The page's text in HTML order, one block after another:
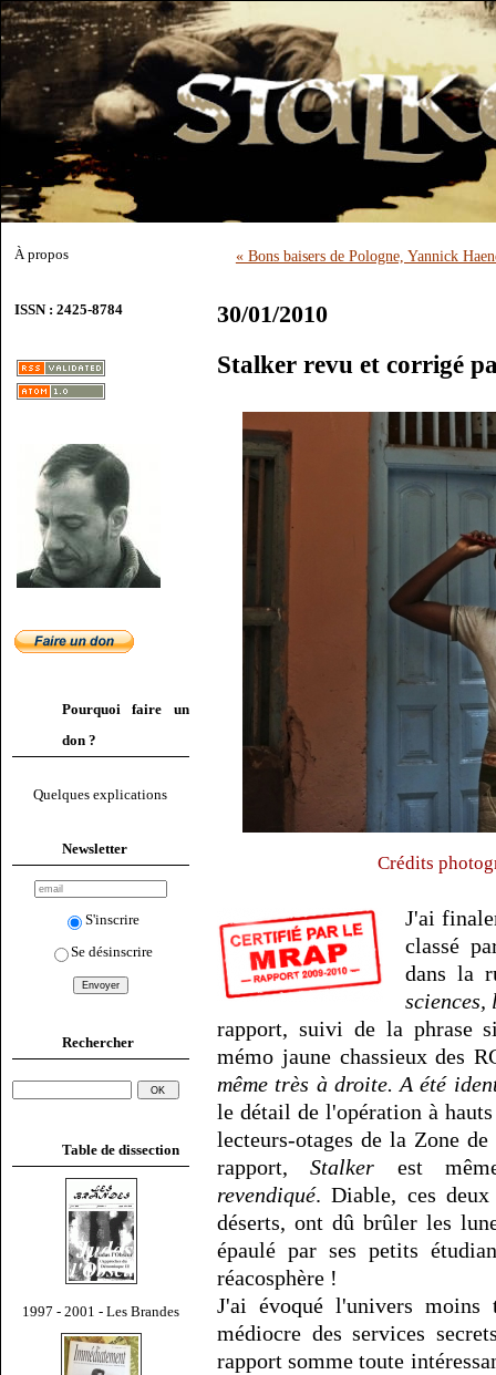
À propos
ISSN : 2425-8784
Pourquoi faire un
don ?
Quelques explications
Newsletter
S'inscrire
Se désinscrire
Rechercher
Table de dissection
1997 - 2001 - Les Brandes
« Bons baisers de Pologne, Yannick
30/01/2010
Stalker revu et corrigé
Crédits
J'ai
classé
dans la
rapport, suivi de la phrase
mémo jaune chassieux des
même très à droite. A été
le détail de l'opération à
lecteurs-otages de la Zone
rapport,Stalker est
revendiqué. Diable, ces
déserts, ont dû brûler les
épaulé par ses petits
réacosphère !
J'ai évoqué l'univers moins
médiocre des services
rapport somme toute